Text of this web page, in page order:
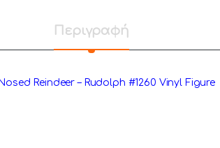
Περιγραφή
Reindeer – Rudolph #1260 Vinyl Figure